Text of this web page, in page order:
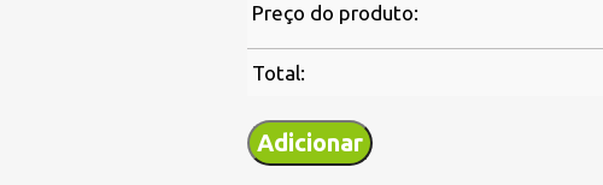
Preço do produto:
Total:
Adicionar